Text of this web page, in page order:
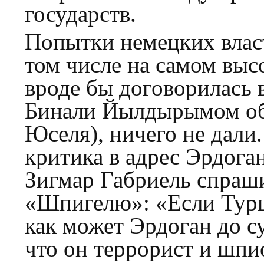
государств.
Попытки немецких
том числе на самом
вроде бы договорилась
Бинали Йылдырымом
Юселя), ничего не
критика в адрес
Зигмар Габриель
«Шпигелю»: «Если
как может Эрдоган до
что он террорист и